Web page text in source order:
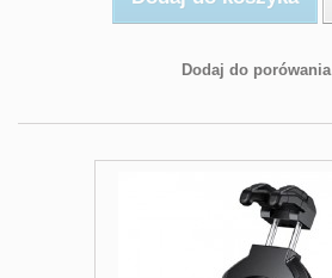
Dodaj do porówania